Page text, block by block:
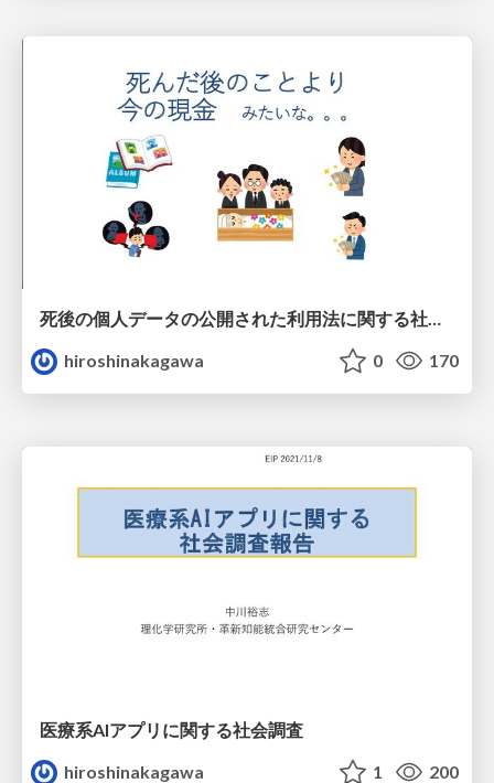
死後の個人データの公開された利用法に関する社会調査
hiroshinakagawa
0 170
医療系AIアプリに関する社会調査
hiroshinakagawa
1 200